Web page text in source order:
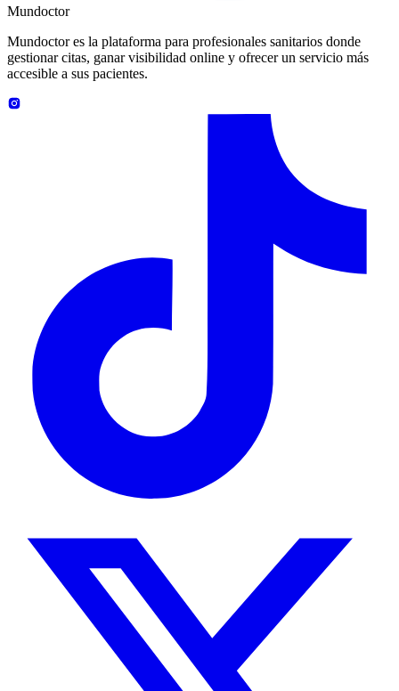
Mundoctor
Mundoctor es la plataforma para profesionales sanitarios donde
gestionar citas, ganar visibilidad online y ofrecer un servicio más
accesible a sus pacientes.